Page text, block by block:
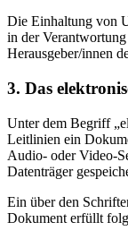
Die Einhaltung von
in der
Herausgeber/innen
3. Das
Unter dem Begriff
Leitlinien ein
Audio- oder Video-
Datenträger
Ein über den
Dokument erfüllt